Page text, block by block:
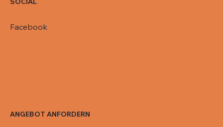
Facebook
ANGEBOT ANFORDERN